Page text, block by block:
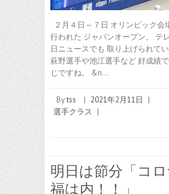
２月４日～７日 オリンピック会
行われた ジャパンオープン。 テ
日ニュースでも 取り上げられて
萩野選手や池江選手など 好成績
じですね。 &n…
Bytss | 2021年2月11日
|
選手クラス |
明日は節分「コロ
福は内！！」